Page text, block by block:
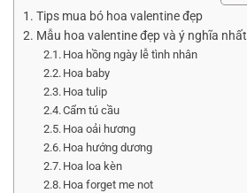
Tips mua bó hoa valentine đẹp
Mẫu hoa valentine đẹp và ý nghĩa nhất
Hoa hồng ngày lễ tình nhân
Hoa baby
Hoa tulip
Cẩm tú cầu
Hoa oải hương
Hoa hướng dương
Hoa loa kèn
Hoa forget me not